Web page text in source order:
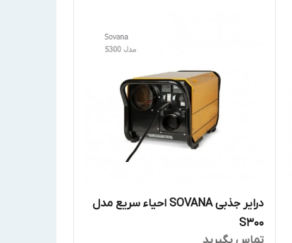
درایر جذبی SOVANA احیاء سریع مدل
S300